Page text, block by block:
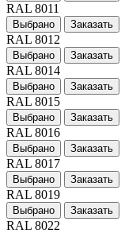
RAL 8011
Выбрано Заказать
RAL 8012
Выбрано Заказать
RAL 8014
Выбрано Заказать
RAL 8015
Выбрано Заказать
RAL 8016
Выбрано Заказать
RAL 8017
Выбрано Заказать
RAL 8019
Выбрано Заказать
RAL 8022